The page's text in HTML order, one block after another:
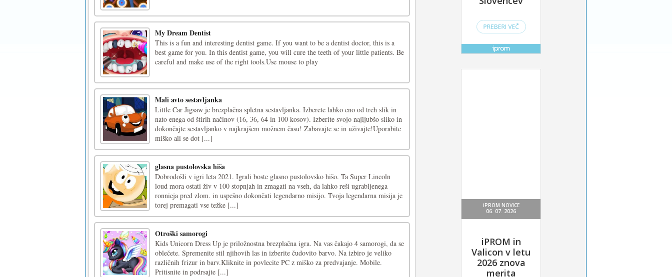
My Dream Dentist
This is a fun and interesting dentist game. If you want to be a dentist doctor, this is a
best game for you. In this dentist game, you will cure the teeth of your little patients. Be
careful and make use of the right tools.Use mouse to play
Mali avto sestavljanka
Little Car Jigsaw je brezplačna spletna sestavljanka. Izberete lahko eno od treh slik in
nato enega od štirih načinov (16, 36, 64 in 100 kosov). Izberite svojo najljubšo sliko in
dokončajte sestavljanko v najkrajšem možnem času! Zabavajte se in uživajte!Uporabite
miško ali se dot [...]
glasna pustolovska hiša
Dobrodošli v igri leta 2021. Igrali boste glasno pustolovsko hišo. Ta Super Lincoln
loud mora ostati živ v 100 stopnjah in zmagati na vseh, da lahko reši ugrabljenega
ronnieja pred zlom. in uspešno dokončati legendarno misijo. Tvoja legendarna misija je
torej premagati vse težke [...]
Otroški samorogi
Kids Unicorn Dress Up je priložnostna brezplačna igra. Na vas čakajo 4 samorogi, da se
oblečete. Spremenite stil njihovih las in izberite čudovito barvo. Na izbiro je veliko
različnih frizur in barv.Kliknite in povlecite PC z miško za predvajanje. Mobile.
Pritisnite in podrsajte [...]